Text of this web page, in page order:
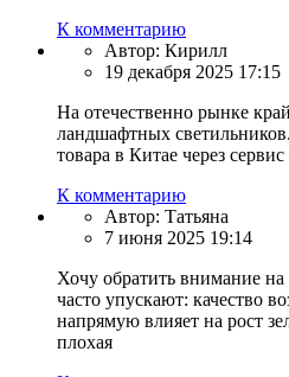
К комментарию
Автор: Кирилл
19 декабря 2025 17:15
На отечественно рынке
ландшафтных
товара в Китае через
К комментарию
Автор: Татьяна
7 июня 2025 19:14
Хочу обратить внимание
часто упускают: качество
напрямую влияет на рост
плохая